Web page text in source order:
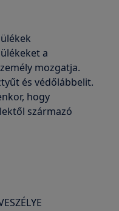
a
mozgatja.
és védőlábbelit.
hogy
származó